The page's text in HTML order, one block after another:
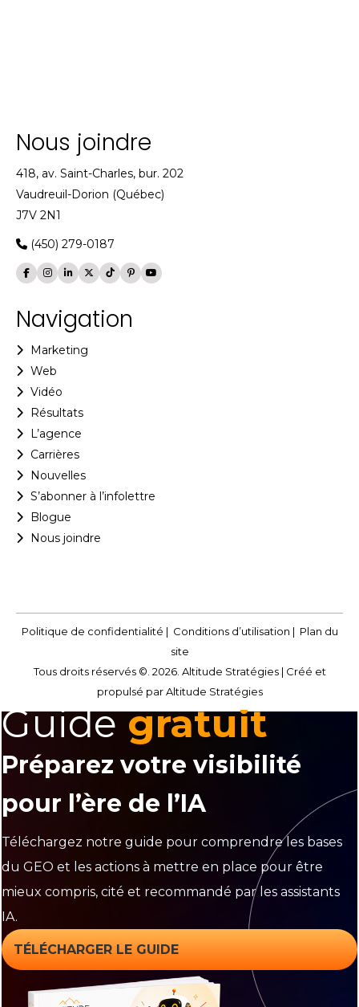
Nous joindre
418, av. Saint-Charles, bur. 202
Vaudreuil-Dorion (Québec)
J7V 2N1
(450) 279-0187
Navigation
Marketing
Web
Vidéo
Résultats
L’agence
Carrières
Nouvelles
S’abonner à l’infolettre
Blogue
Nous joindre
Politique de confidentialité | Conditions d’utilisation | Plan du
site
Tous droits réservés ©. 2026. Altitude Stratégies | Créé et
propulsé par Altitude Stratégies
Guide gratuit
Préparez votre visibilité
pour l’ère de l’IA
Téléchargez notre guide pour comprendre les bases
du GEO et les actions à mettre en place pour être
mieux compris, cité et recommandé par les assistants
IA.
TÉLÉCHARGER LE GUIDE